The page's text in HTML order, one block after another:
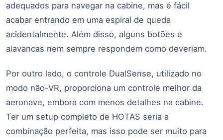
adequados para navegar na cabine, mas é fácil
acabar entrando em uma espiral de queda
acidentalmente. Além disso, alguns botões e
alavancas nem sempre respondem como deveriam.
Por outro lado, o controle DualSense, utilizado no
modo não-VR, proporciona um controle melhor da
aeronave, embora com menos detalhes na cabine.
Ter um setup completo de HOTAS seria a
combinação perfeita, mas isso pode ser muito para